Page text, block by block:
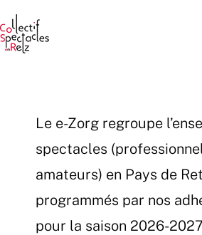
au
contenu
Le e-Zorg regroupe
spectacles
amateurs) en Pays de
programmés par nos
pour la saison 2026-